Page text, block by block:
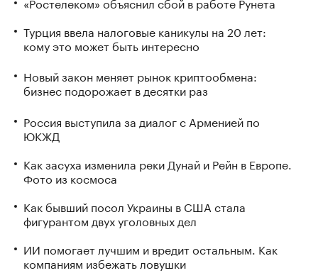
Турция ввела налоговые каникулы на 20 лет:
кому это может быть интересно
Новый закон меняет рынок криптообмена:
бизнес подорожает в десятки раз
Россия выступила за диалог с Арменией по
ЮКЖД
Как засуха изменила реки Дунай и Рейн в Европе.
Фото из космоса
Как бывший посол Украины в США стала
фигурантом двух уголовных дел
ИИ помогает лучшим и вредит остальным. Как
компаниям избежать ловушки